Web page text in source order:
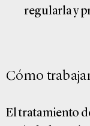
regularla y
Cómo
El tratamiento